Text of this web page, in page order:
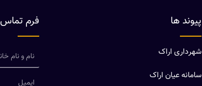
پیوند ها
شهرداری اراک
سامانه عیان اراک
فرم تماس